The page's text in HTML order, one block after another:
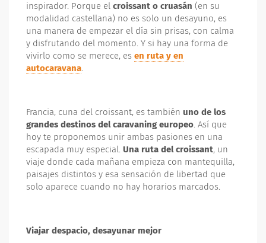
inspirador. Porque el croissant o cruasán (en su
modalidad castellana) no es solo un desayuno, es
una manera de empezar el día sin prisas, con calma
y disfrutando del momento. Y si hay una forma de
vivirlo como se merece, es en ruta y en
autocaravana.
Francia, cuna del croissant, es también uno de los
grandes destinos del caravaning europeo. Así que
hoy te proponemos unir ambas pasiones en una
escapada muy especial. Una ruta del croissant, un
viaje donde cada mañana empieza con mantequilla,
paisajes distintos y esa sensación de libertad que
solo aparece cuando no hay horarios marcados.
Viajar despacio, desayunar mejor